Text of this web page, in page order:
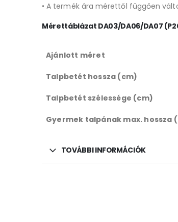
• A termék ára mérettől függően
Mérettáblázat DA03/DA06/DA07
Ajánlott méret
Talpbetét hossza (cm)
Talpbetét szélessége (cm)
Gyermek talpának max. hossza
TOVÁBBI INFORMÁCIÓK